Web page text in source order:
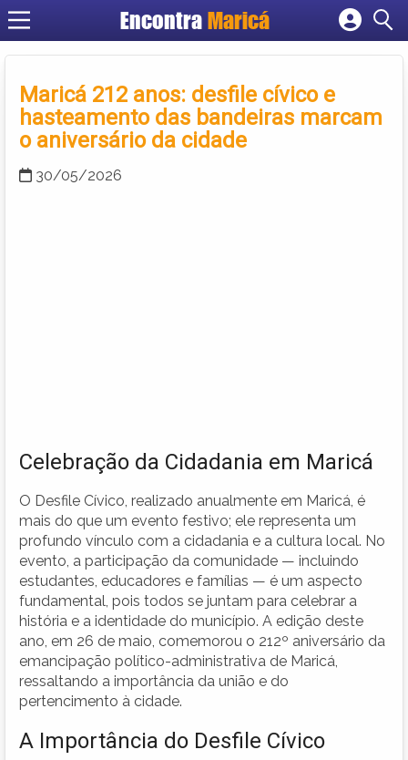
EncontraMaricá
Cadastrar empresa
Criar conta
Maricá 212 anos: desfile cívico e
hasteamento das bandeiras marcam
o aniversário da cidade
30/05/2026
Celebração da Cidadania em Maricá
O Desfile Cívico, realizado anualmente em Maricá, é
mais do que um evento festivo; ele representa um
profundo vínculo com a cidadania e a cultura local. No
evento, a participação da comunidade — incluindo
estudantes, educadores e famílias — é um aspecto
fundamental, pois todos se juntam para celebrar a
história e a identidade do município. A edição deste
ano, em 26 de maio, comemorou o 212º aniversário da
emancipação político-administrativa de Maricá,
ressaltando a importância da união e do
pertencimento à cidade.
A Importância do Desfile Cívico